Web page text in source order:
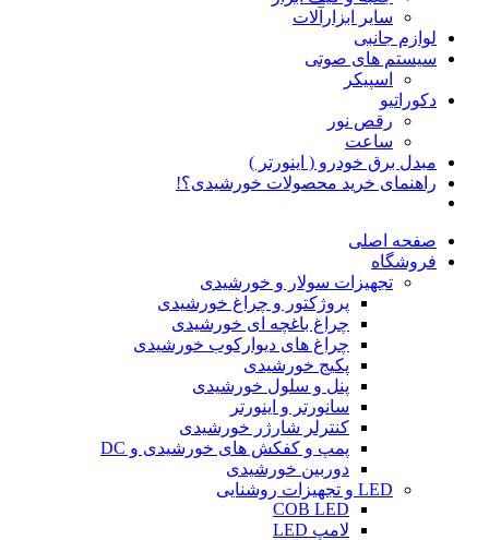
سایر ابزارآلات
لوازم جانبی
سیستم های صوتی
اسپیکر
دکوراتیو
رقص نور
ساعت
مبدل برق خودرو ( اینورتر )
راهنمای خرید محصولات خورشیدی؟!
صفحه اصلی
فروشگاه
تجهیزات سولار و خورشیدی
پروژکتور و چراغ خورشیدی
چراغ باغچه ای خورشیدی
چراغ های دیوارکوب خورشیدی
پکیج خورشیدی
پنل و سلول خورشیدی
سانورتر و اینورتر
کنترلر شارژر خورشیدی
پمپ و کفکش های خورشیدی و DC
دوربین خورشیدی
LED و تجهیزات روشنایی
COB LED
لامپ LED